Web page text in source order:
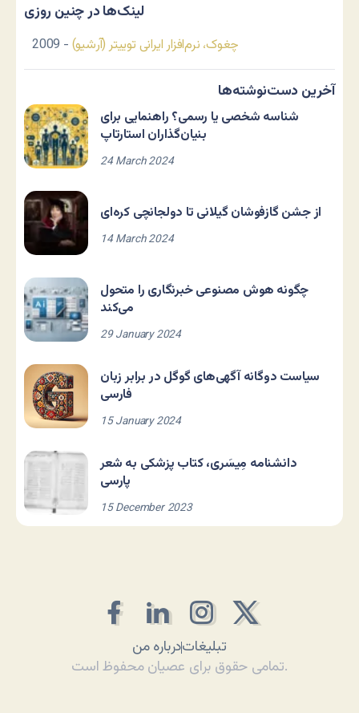
لینک‌ها در چنین روزی
چغوک، نرم‌افزار ایرانی توییتر (آرشیو) - 2009
آخرین دست‌نوشته‌ها
شناسه شخصی یا رسمی؟ راهنمایی برای
بنیان‌گذاران استارتاپ
24 March 2024
از جشن گازفوشان گیلانی تا دولجانچی کره‌ای
14 March 2024
چگونه هوش مصنوعی خبرنگاری را متحول
می‌کند
29 January 2024
سیاست دوگانه آگهی‌های گوگل در برابر زبان
فارسی
15 January 2024
دانشنامه مِیسَری، کتاب پزشکی به شعر
پارسی
15 December 2023
درباره منتبلیغات
تمامی حقوق برای عصیان محفوظ است.